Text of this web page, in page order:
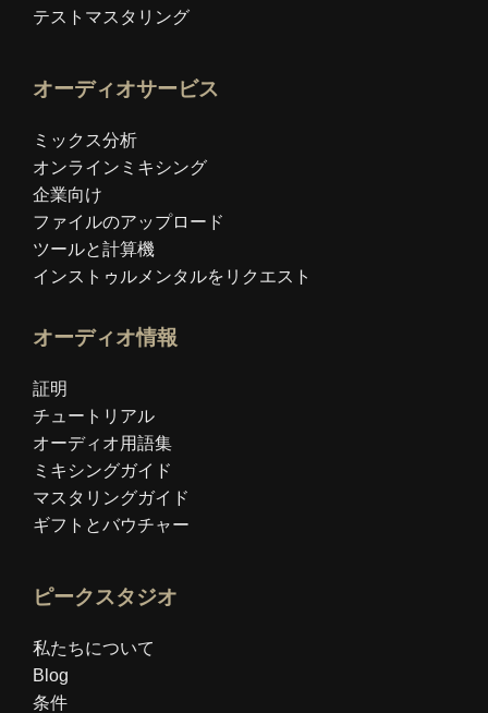
テストマスタリング
オーディオサービス
ミックス分析
オンラインミキシング
企業向け
ファイルのアップロード
ツールと計算機
インストゥルメンタルをリクエスト
オーディオ情報
証明
チュートリアル
オーディオ用語集
ミキシングガイド
マスタリングガイド
ギフトとバウチャー
ピークスタジオ
私たちについて
Blog
条件